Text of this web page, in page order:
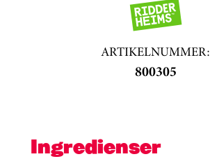
ARTIKELNUMMER:
800305
Ingredienser